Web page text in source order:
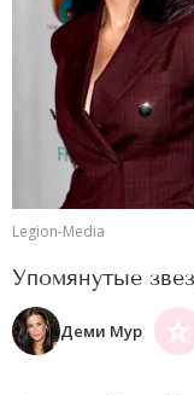
Legion-Media
Упомянутые
Деми Мур